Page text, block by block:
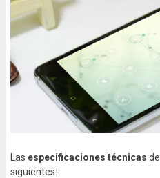
Las especificaciones técnicas
siguientes: